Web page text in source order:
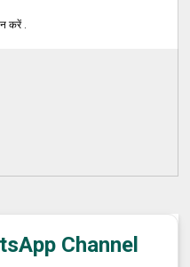
करें .
Channel